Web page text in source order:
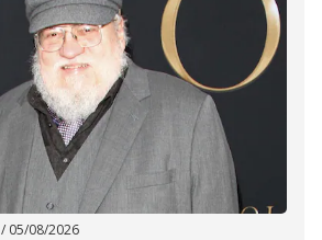
/ 05/08/2026